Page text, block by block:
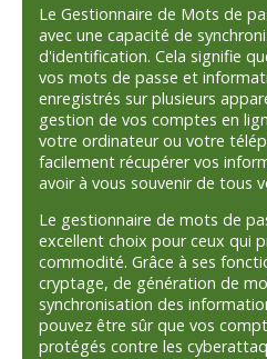
Le Gestionnaire de Mots de
avec une capacité de
d'identification. Cela signifie
vos mots de passe et
enregistrés sur plusieurs
gestion de vos comptes en
votre ordinateur ou votre
facilement récupérer vos
avoir à vous souvenir de tous
Le gestionnaire de mots de
excellent choix pour ceux qui
commodité. Grâce à ses
cryptage, de génération de
synchronisation des
pouvez être sûr que vos
protégés contre les